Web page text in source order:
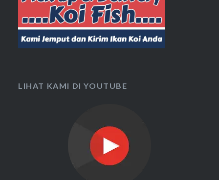
LIHAT KAMI DI YOUTUBE